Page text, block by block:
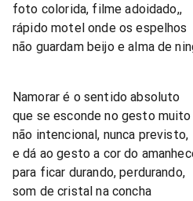
foto colorida, filme adoidado,,
rápido motel onde os espelhos
não guardam beijo e alma de
Namorar é o sentido absoluto
que se esconde no gesto
não intencional, nunca previsto,
e dá ao gesto a cor do
para ficar durando, perdurando,
som de cristal na concha